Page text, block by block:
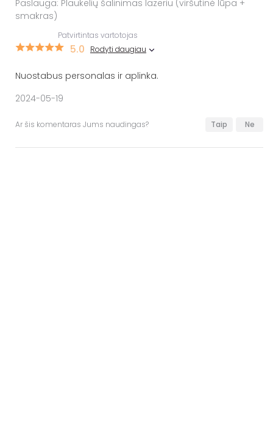
Paslauga: Plaukelių šalinimas lazeriu (viršutinė lūpa +
smakras)
Patvirtintas vartotojas
5.0 Rodyti daugiau
Nuostabus personalas ir aplinka.
2024-05-19
Ar šis komentaras Jums naudingas? Taip Ne